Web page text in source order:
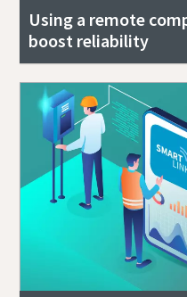
Using a remote
boost reliability